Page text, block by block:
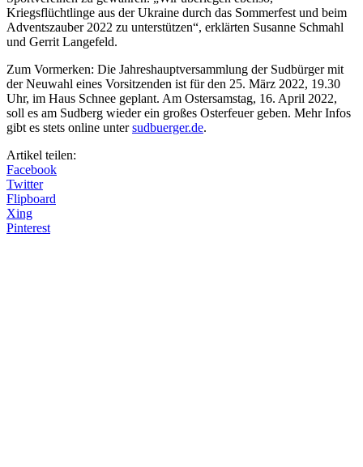
Kriegsflüchtlinge aus der Ukraine durch das Sommerfest und beim
Adventszauber 2022 zu unterstützen“, erklärten Susanne Schmahl
und Gerrit Langefeld.
Zum Vormerken: Die Jahreshauptversammlung der Sudbürger mit
der Neuwahl eines Vorsitzenden ist für den 25. März 2022, 19.30
Uhr, im Haus Schnee geplant. Am Ostersamstag, 16. April 2022,
soll es am Sudberg wieder ein großes Osterfeuer geben. Mehr Infos
gibt es stets online untersudbuerger.de.
Artikel teilen:
Facebook
Twitter
Flipboard
Xing
Pinterest